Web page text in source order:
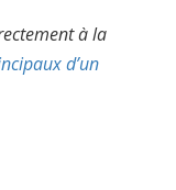
à la
d’un